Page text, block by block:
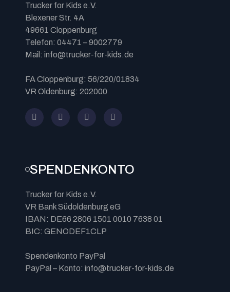
Trucker for Kids e.V.
Blexener Str. 4A
49661 Cloppenburg
Telefon: 04471 – 9002779
Mail: info@trucker-for-kids.de
FA Cloppenburg: 56/220/01834
VR Oldenburg: 202000
SPENDENKONTO
Trucker for Kids e.V.
VR Bank Südoldenburg eG
IBAN: DE66 2806 1501 0010 7638 01
BIC: GENODEF1CLP
Spendenkonto PayPal
PayPal – Konto: info@trucker-for-kids.de